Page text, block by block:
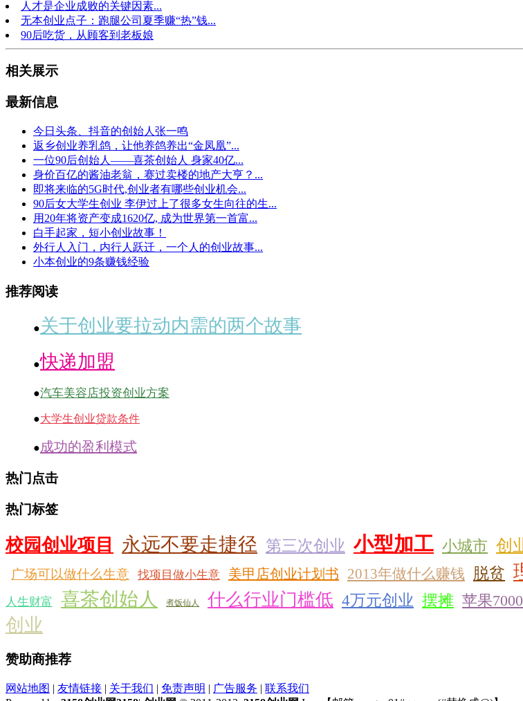
人才是企业成败的关键因素...
无本创业点子：跑腿公司夏季赚“热”钱...
90后吃货，从顾客到老板娘
相关展示
最新信息
今日头条、抖音的创始人张一鸣
返乡创业养乳鸽，让他养鸽养出“金凤凰”...
一位90后创始人——喜茶创始人 身家40亿...
身价百亿的酱油老翁，赛过卖楼的地产大亨？...
即将来临的5G时代,创业者有哪些创业机会...
90后女大学生创业 李伊过上了很多女生向往的生...
用20年将资产变成1620亿, 成为世界第一首富...
白手起家，短小创业故事！
外行人入门，内行人跃迁，一个人的创业故事...
小本创业的9条赚钱经验
推荐阅读
●关于创业要拉动内需的两个故事
●快递加盟
●汽车美容店投资创业方案
●大学生创业贷款条件
●成功的盈利模式
热门点击
热门标签
校园创业项目 永远不要走捷径 第三次创业 小型加工 小城市 创
广场可以做什么生意 找项目做小生意 美甲店创业计划书 2013年做什么赚钱 脱贫
人生财富 喜茶创始人 煮饭仙人 什么行业门槛低 4万元创业 摆摊 苹果
创业
赞助商推荐
网站地图 | 友情链接 | 关于我们 | 免责声明 | 广告服务 | 联系我们